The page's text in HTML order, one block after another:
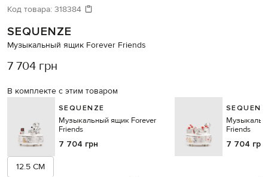
Код товара: 318384
SEQUENZE
Музыкальный ящик Forever Friends
7 704 грн
В комплекте с этим товаром
SEQUENZE
Музыкальный ящик Forever
Friends
7 704 грн
Friends
7 704 грн
12.5 CM